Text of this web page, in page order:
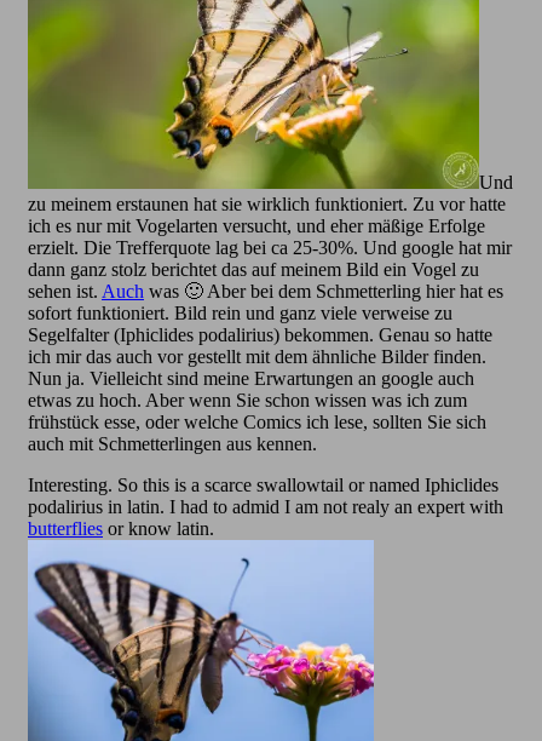
Und
zu meinem erstaunen hat sie wirklich funktioniert. Zu vor hatte
ich es nur mit Vogelarten versucht, und eher mäßige Erfolge
erzielt. Die Trefferquote lag bei ca 25-30%. Und google hat mir
dann ganz stolz berichtet das auf meinem Bild ein Vogel zu
sehen ist. Auch was 🙂 Aber bei dem Schmetterling hier hat es
sofort funktioniert. Bild rein und ganz viele verweise zu
Segelfalter (Iphiclides podalirius) bekommen. Genau so hatte
ich mir das auch vor gestellt mit dem ähnliche Bilder finden.
Nun ja. Vielleicht sind meine Erwartungen an google auch
etwas zu hoch. Aber wenn Sie schon wissen was ich zum
frühstück esse, oder welche Comics ich lese, sollten Sie sich
auch mit Schmetterlingen aus kennen.
Interesting. So this is a scarce swallowtail or named Iphiclides
podalirius in latin. I had to admid I am not realy an expert with
butterflies or know latin.